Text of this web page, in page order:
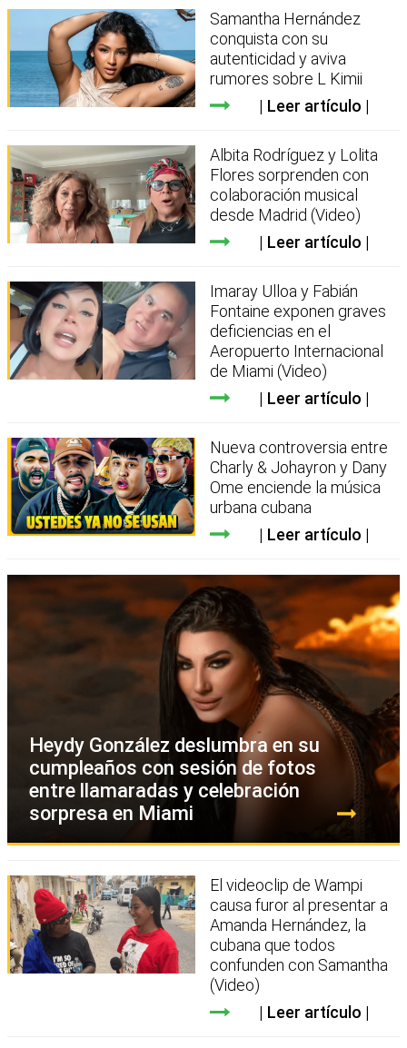
Samantha Hernández
conquista con su
autenticidad y aviva
rumores sobre L Kimii
Leer artículo
Albita Rodríguez y Lolita
Flores sorprenden con
colaboración musical
desde Madrid (Video)
Leer artículo
Imaray Ulloa y Fabián
Fontaine exponen graves
deficiencias en el
Aeropuerto Internacional
de Miami (Video)
Leer artículo
Nueva controversia entre
Charly & Johayron y Dany
Ome enciende la música
urbana cubana
Leer artículo
Heydy González deslumbra en su
cumpleaños con sesión de fotos
entre llamaradas y celebración
sorpresa en Miami
El videoclip de Wampi
causa furor al presentar a
Amanda Hernández, la
cubana que todos
confunden con Samantha
(Video)
Leer artículo